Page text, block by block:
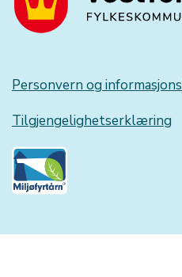
Personvern og
Tilgjengelighetserklæring